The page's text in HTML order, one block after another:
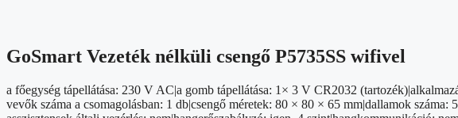
GoSmart Vezeték nélküli csengő P5735SS wifivel
a főegység tápellátása: 230 V AC|a gomb tápellátása: 1× 3 V CR2032
vevők száma a csomagolásban: 1 db|csengő méretek: 80 × 80 × 65 mm|dallamok